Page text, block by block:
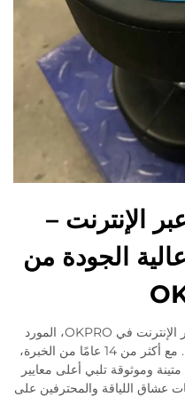
الإنترنت –
الجودة من
اكتشف أوزان الدمبل عالية الجودة عبر الإنترنت في OKPRO، المورد
الموثوق لمعدات اللياقة البدنية التجارية. مع أكثر من 14 عامًا من الخبرة،
وموثوقة تلبي أعلى معايير
عشاق اللياقة والمحترفين على